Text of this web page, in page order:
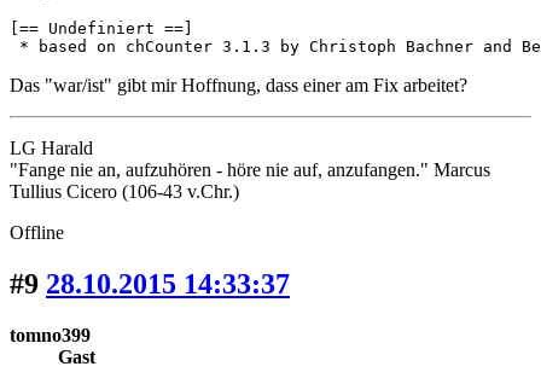
[== Undefiniert ==]
* based on chCounter 3.1.3 by Christoph Bachner and
Das "war/ist" gibt mir Hoffnung, dass einer am Fix arbeitet?
LG Harald
"Fange nie an, aufzuhören - höre nie auf, anzufangen." Marcus
Tullius Cicero (106-43 v.Chr.)
Offline
#9 28.10.2015 14:33:37
tomno399
Gast